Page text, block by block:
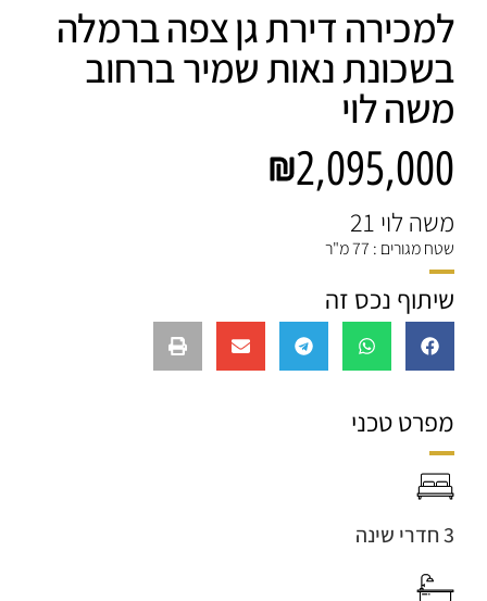
למכירה דירת גן צפה ברמלה
בשכונת נאות שמיר ברחוב
משה לוי
2,095,000
משה לוי 21
שטח מגורים : 77 מ"ר
שיתוף נכס זה
מפרט טכני